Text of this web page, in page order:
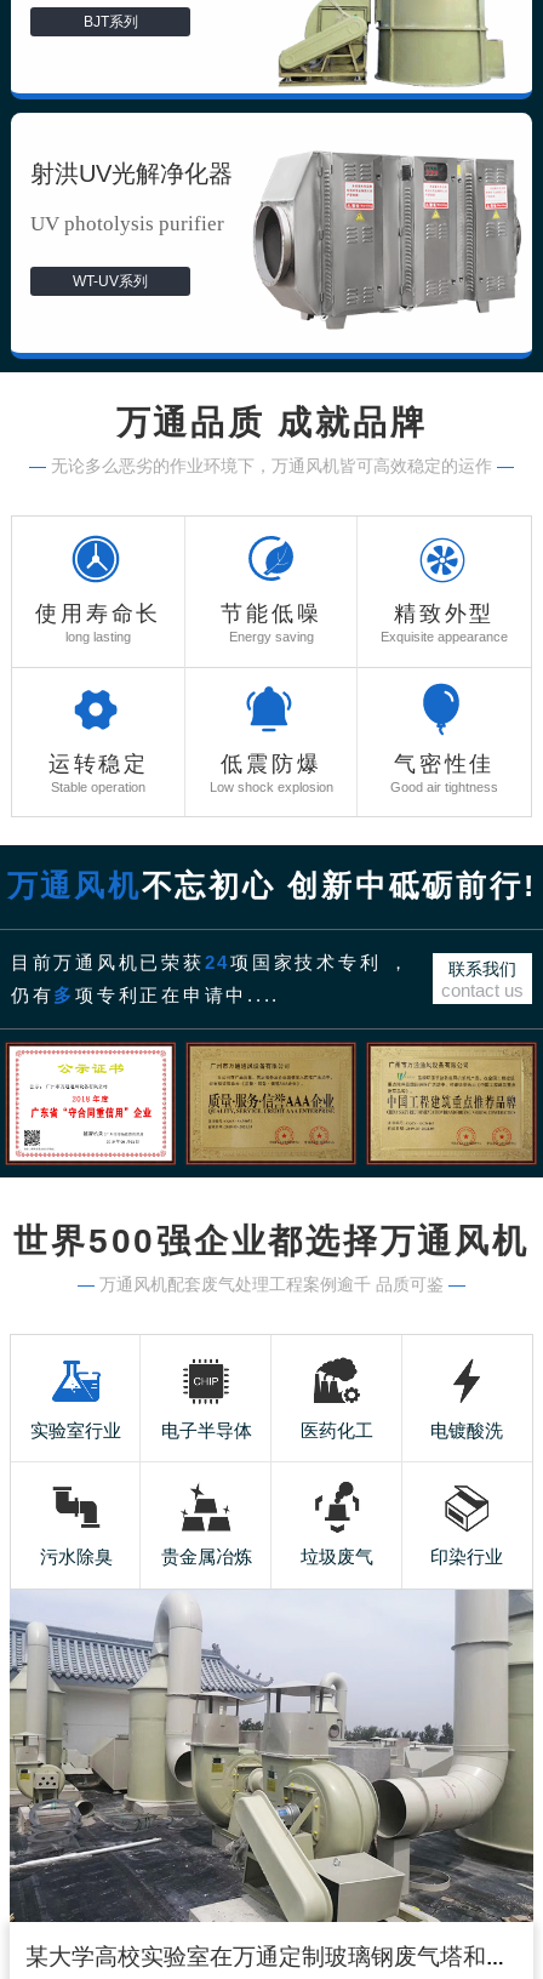
BJT系列
射洪UV光解净化器
UV photolysis purifier
WT-UV系列
万通品质 成就品牌
— 无论多么恶劣的作业环境下，万通风机皆可高效稳定的运作 —
使用寿命长
long lasting
节能低噪
Energy saving
精致外型
Exquisite appearance
运转稳定
Stable operation
低震防爆
Low shock explosion
气密性佳
Good air tightness
万通风机不忘初心 创新中砥砺前行!
目前万通风机已荣获24项国家技术专利 ，
仍有多项专利正在申请中....
联系我们
contact us
世界500强企业都选择万通风机
— 万通风机配套废气处理工程案例逾千 品质可鉴 —
实验室行业 电子半导体 医药化工 电镀酸洗
污水除臭 贵金属冶炼 垃圾废气 印染行业
某大学高校实验室在万通定制玻璃钢废气塔和玻璃钢风机